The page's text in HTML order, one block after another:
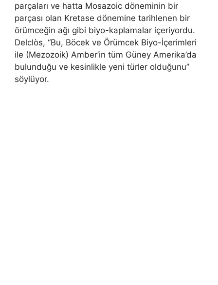
parçaları ve hatta Mosazoic döneminin bir
parçası olan Kretase dönemine tarihlenen bir
örümceğin ağı gibi biyo-kaplamalar içeriyordu.
Delclòs, “Bu, Böcek ve Örümcek Biyo-İçerimleri
ile (Mezozoik) Amber’in tüm Güney Amerika’da
bulunduğu ve kesinlikle yeni türler olduğunu”
söylüyor.